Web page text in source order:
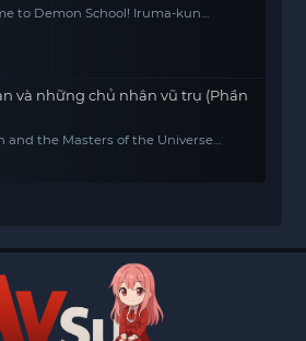
Demon School! Iruma-kun
và những chủ nhân vũ trụ (Phần
and the Masters of the Universe